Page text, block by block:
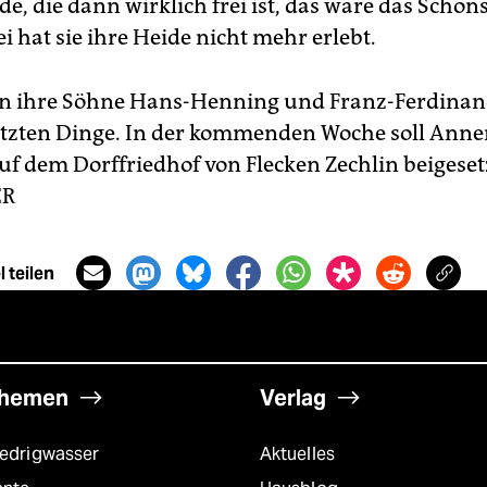
die dann wirklich frei ist, das wäre das
hat sie ihre Heide nicht mehr erlebt.
ihre Söhne Hans-Henning und Franz-
Dinge. In der kommenden Woche soll
dem Dorffriedhof von Flecken Zechlin
teilen
Verlag
Aktuelles